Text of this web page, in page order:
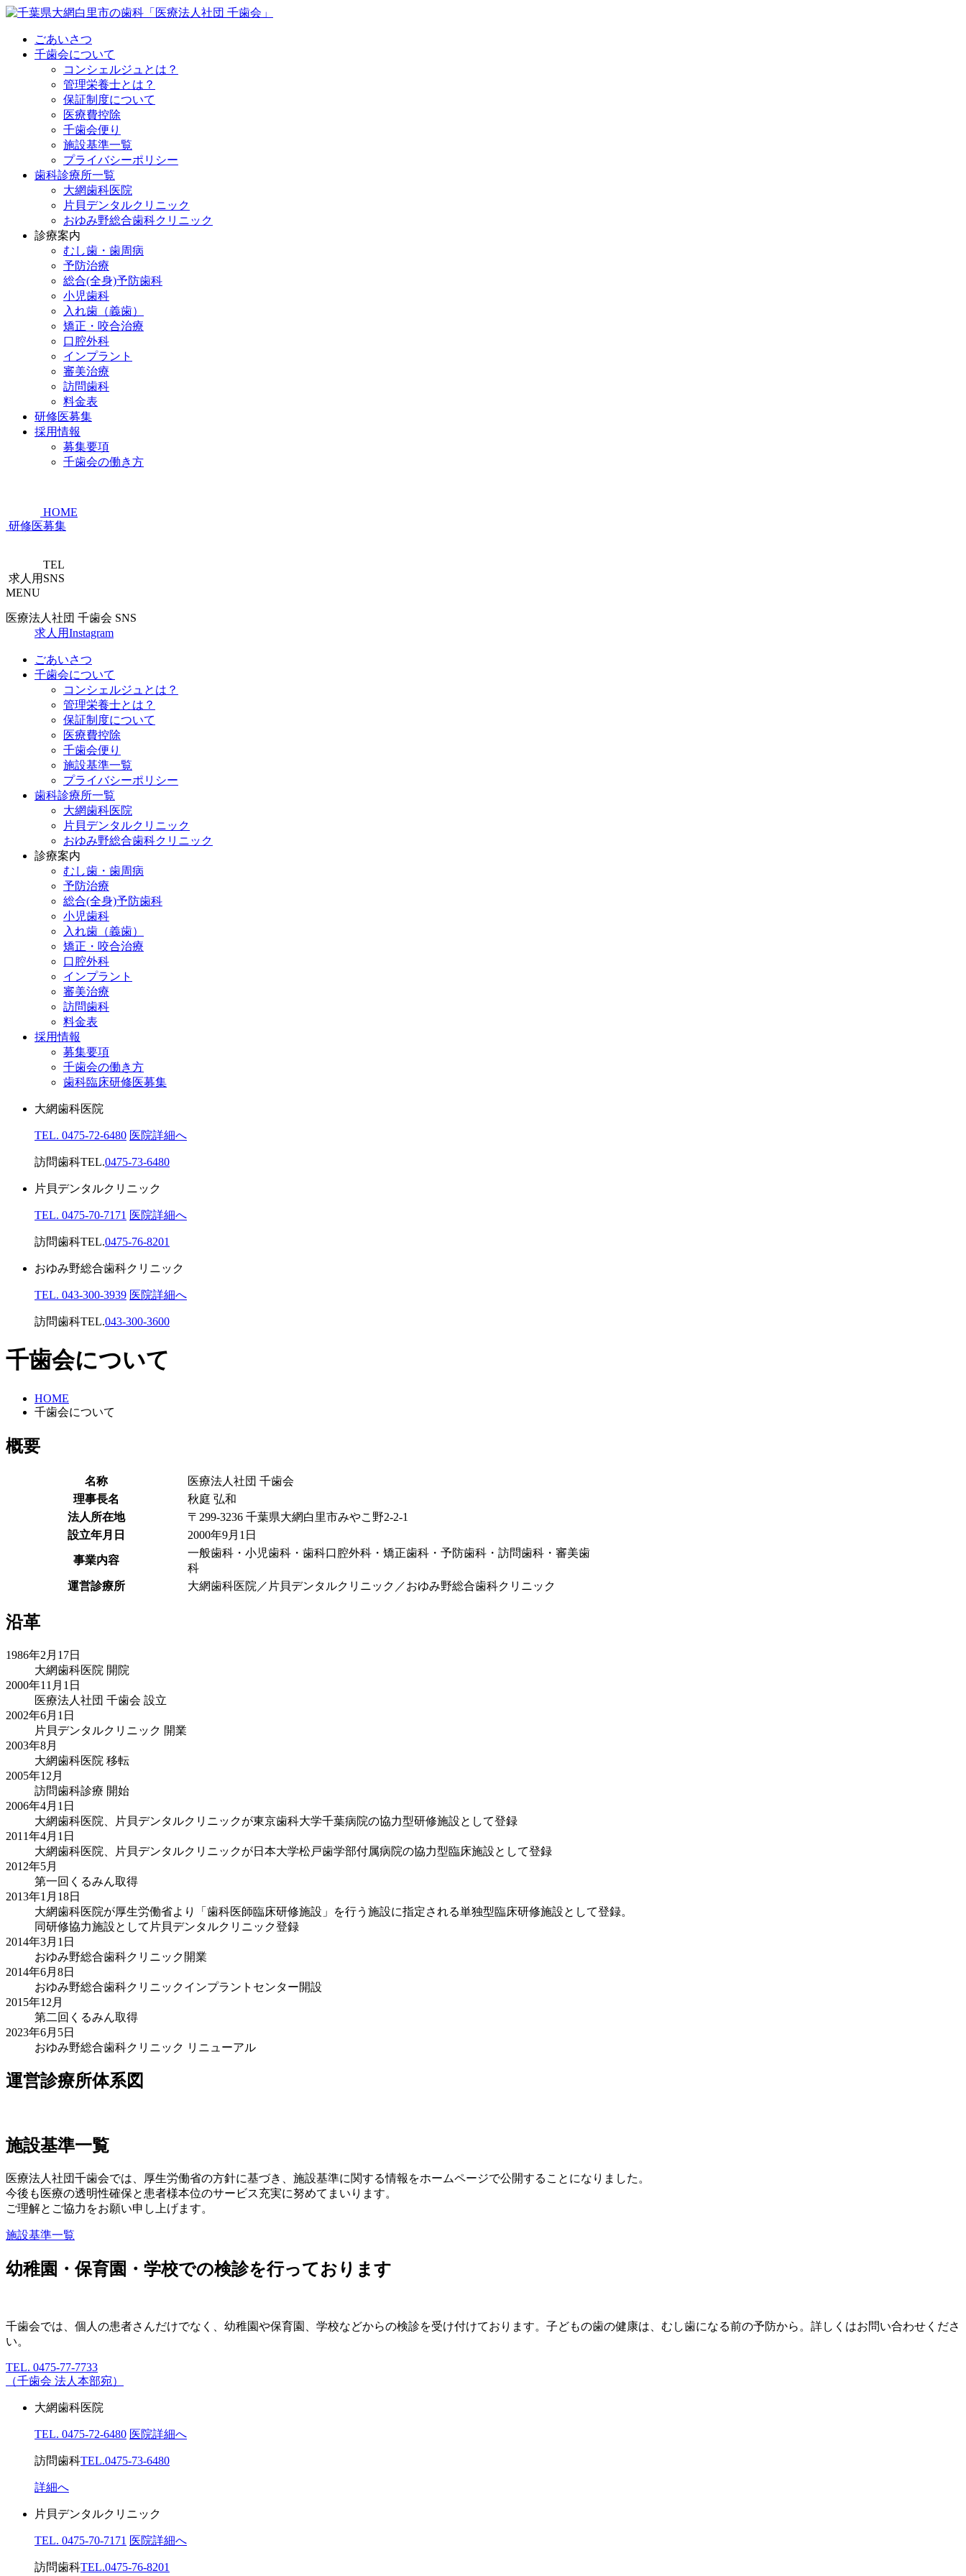
ごあいさつ
千歯会について
コンシェルジュとは？
管理栄養士とは？
保証制度について
医療費控除
千歯会便り
施設基準一覧
プライバシーポリシー
歯科診療所一覧
大網歯科医院
片貝デンタルクリニック
おゆみ野総合歯科クリニック
診療案内
むし歯・歯周病
予防治療
総合(全身)予防歯科
小児歯科
入れ歯（義歯）
矯正・咬合治療
口腔外科
インプラント
審美治療
訪問歯科
料金表
研修医募集
採用情報
募集要項
千歯会の働き方
HOME
研修医募集
TEL
求人用SNS
MENU
医療法人社団 千歯会 SNS
求人用Instagram
ごあいさつ
千歯会について
コンシェルジュとは？
管理栄養士とは？
保証制度について
医療費控除
千歯会便り
施設基準一覧
プライバシーポリシー
歯科診療所一覧
大網歯科医院
片貝デンタルクリニック
おゆみ野総合歯科クリニック
診療案内
むし歯・歯周病
予防治療
総合(全身)予防歯科
小児歯科
入れ歯（義歯）
矯正・咬合治療
口腔外科
インプラント
審美治療
訪問歯科
料金表
採用情報
募集要項
千歯会の働き方
歯科臨床研修医募集
大網歯科医院
TEL. 0475-72-6480 医院詳細へ
訪問歯科TEL.0475-73-6480
片貝デンタルクリニック
TEL. 0475-70-7171 医院詳細へ
訪問歯科TEL.0475-76-8201
おゆみ野総合歯科クリニック
TEL. 043-300-3939 医院詳細へ
訪問歯科TEL.043-300-3600
千歯会について
HOME
千歯会について
概要
名称
医療法人社団 千歯会
理事長名
秋庭 弘和
法人所在地
〒299-3236 千葉県大網白里市みやこ野2-2-1
設立年月日
2000年9月1日
事業内容
一般歯科・小児歯科・歯科口腔外科・矯正歯科・予防歯科・訪問歯科・審美歯
科
運営診療所
大網歯科医院／片貝デンタルクリニック／おゆみ野総合歯科クリニック
沿革
1986年2月17日
大網歯科医院 開院
2000年11月1日
医療法人社団 千歯会 設立
2002年6月1日
片貝デンタルクリニック 開業
2003年8月
大網歯科医院 移転
2005年12月
訪問歯科診療 開始
2006年4月1日
大網歯科医院、片貝デンタルクリニックが東京歯科大学千葉病院の協力型研修施設として登録
2011年4月1日
大網歯科医院、片貝デンタルクリニックが日本大学松戸歯学部付属病院の協力型臨床施設として登録
2012年5月
第一回くるみん取得
2013年1月18日
大網歯科医院が厚生労働省より「歯科医師臨床研修施設」を行う施設に指定される単独型臨床研修施設として登録。
同研修協力施設として片貝デンタルクリニック登録
2014年3月1日
おゆみ野総合歯科クリニック開業
2014年6月8日
おゆみ野総合歯科クリニックインプラントセンター開設
2015年12月
第二回くるみん取得
2023年6月5日
おゆみ野総合歯科クリニック リニューアル
運営診療所体系図
施設基準一覧
医療法人社団千歯会では、厚生労働省の方針に基づき、施設基準に関する情報をホームページで公開することになりました。
今後も医療の透明性確保と患者様本位のサービス充実に努めてまいります。
ご理解とご協力をお願い申し上げます。
施設基準一覧
幼稚園・保育園・学校での検診を行っております
千歯会では、個人の患者さんだけでなく、幼稚園や保育園、学校などからの検診を受け付けております。子どもの歯の健康は、むし歯になる前の予防から。詳しくはお問い合わせくださ
い。
TEL. 0475-77-7733
（千歯会 法人本部宛）
大網歯科医院
TEL. 0475-72-6480 医院詳細へ
訪問歯科TEL.0475-73-6480
詳細へ
片貝デンタルクリニック
TEL. 0475-70-7171 医院詳細へ
訪問歯科TEL.0475-76-8201